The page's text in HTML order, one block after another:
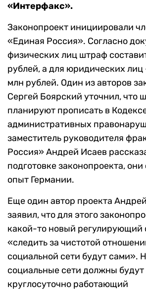
«Интерфакс».
Законопроект инициировали
«Единая Россия». Согласно
физических лиц штраф
рублей, а для юридических
млн рублей. Один из авторов
Сергей Боярский уточнил, что
планируют прописать в
административных
заместитель руководителя
Россия» Андрей Исаев
подготовке законопроекта,
опыт Германии.
Еще один автор проекта
заявил, что для этого
какой-то новый регулирующий
«следить за чистотой
социальной сети будут сами».
социальные сети должны будут
круглосуточно работающий